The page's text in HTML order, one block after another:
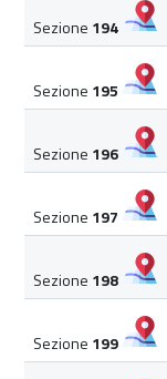
Sezione 194
Sezione 195
Sezione 196
Sezione 197
Sezione 198
Sezione 199